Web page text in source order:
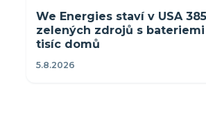
We Energies staví v USA
zelených zdrojů s bateriemi
tisíc domů
5.8.2026